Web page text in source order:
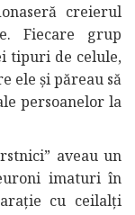
creierul
Fiecare grup
tipuri de celule,
ele și păreau să
persoanelor la
aveau un
imaturi în
cu ceilalți